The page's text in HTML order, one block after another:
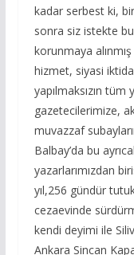
kadar serbest ki,
sonra siz istekte
korunmaya
hizmet, siyasi
yapılmaksızın
gazetecilerimize,
muvazzaf
Balbay’da bu
yazarlarımızdan
yıl,256 gündür
cezaevinde
kendi deyimi ile
Ankara Sincan